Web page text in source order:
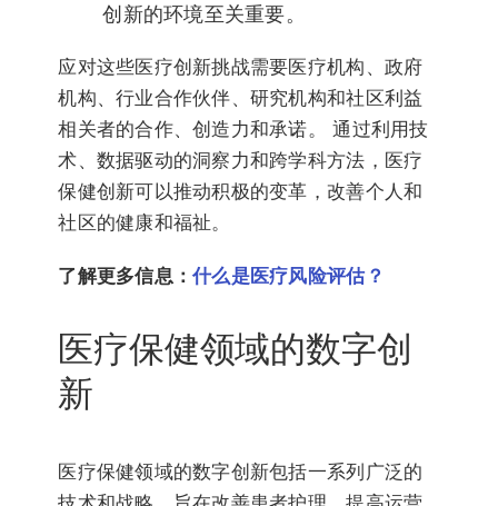
创新的环境至关重要。
应对这些医疗创新挑战需要医疗机构、政府
机构、行业合作伙伴、研究机构和社区利益
相关者的合作、创造力和承诺。 通过利用技
术、数据驱动的洞察力和跨学科方法，医疗
保健创新可以推动积极的变革，改善个人和
社区的健康和福祉。
了解更多信息：什么是医疗风险评估？
医疗保健领域的数字创
新
医疗保健领域的数字创新包括一系列广泛的